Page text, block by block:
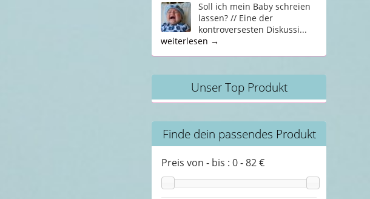
Soll ich mein Baby schreien
lassen? // Eine der
kontroversesten Diskussi...
weiterlesen →
Unser Top Produkt
Finde dein passendes Produkt
Preis von - bis : 0-82€